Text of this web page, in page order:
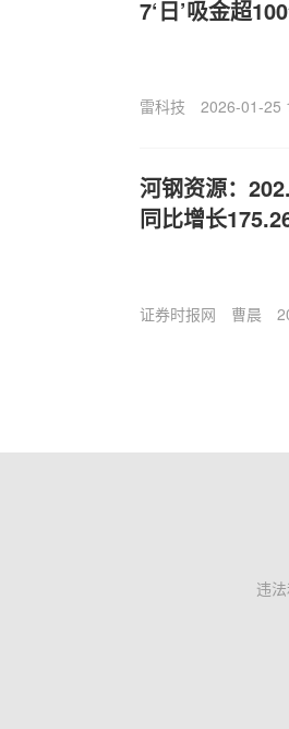
7‘日’吸金超
雷科技 2026-01-25
河钢资源：
同比增长
证券时报网 曹晨
违